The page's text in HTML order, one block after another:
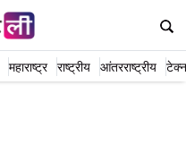
महाराष्ट्र राष्ट्रीय आंतरराष्ट्रीय